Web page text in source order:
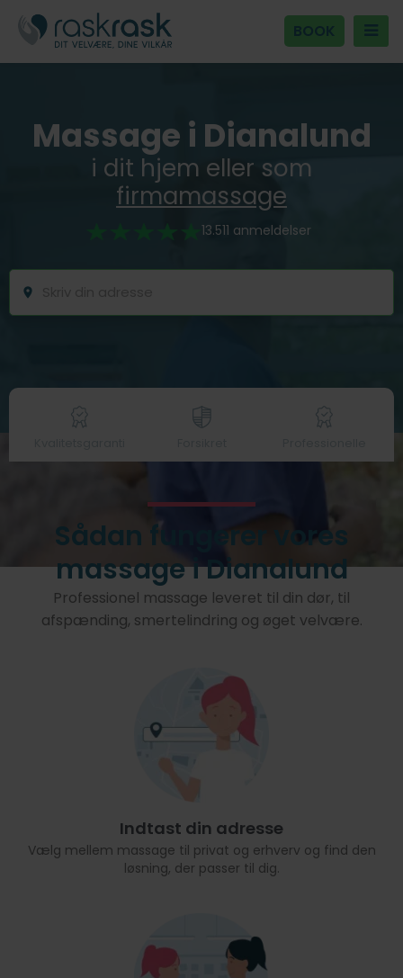
BOOK
Massage i Dianalund
i dit hjem eller som
firmamassage
13.511 anmeldelser
Sådan fungerer vores
massage i Dianalund
Professionel massage leveret til din dør, til
afspænding, smertelindring og øget velvære.
Indtast din adresse
Vælg mellem massage til privat og erhverv og find den
løsning, der passer til dig.